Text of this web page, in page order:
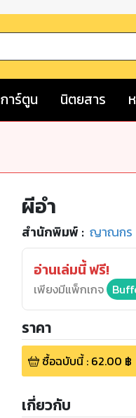
การ์ตูน นิตยสาร
ผีอำ
สำนักพิมพ์ : ญาณกร
อ่านเล่มนี้ ฟรี!
เพียงมีแพ็กเกจ
ราคา
ซื้อฉบับนี้: 62.00 ฿
เกี่ยวกับ